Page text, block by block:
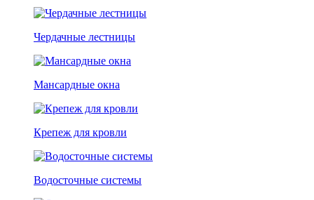
Чердачные лестницы
Мансардные окна
Крепеж для кровли
Водосточные системы